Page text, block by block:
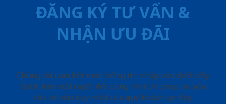
ĐĂNG KÝ TƯ VẤN &
NHẬN ƯU ĐÃI
Chúng tôi cam kết mọi thông tin nhập vào dưới đây
được bảo mật tuyệt đối cũng như chỉ phục vụ yêu
cầu tư vấn duy nhất của quý khách tại đây.